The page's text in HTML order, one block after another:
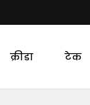
क्रीडा टेक